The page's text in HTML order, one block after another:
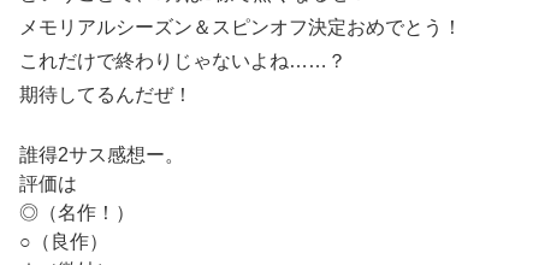
メモリアルシーズン＆スピンオフ決定おめでとう！
これだけで終わりじゃないよね……？
期待してるんだぜ！
誰得2サス感想ー。
評価は
◎（名作！）
○（良作）